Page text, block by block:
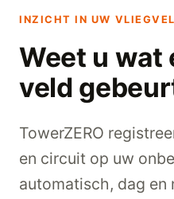
INZICHT IN UW
Weet u wat
veld
TowerZERO
en circuit op uw
automatisch, dag en